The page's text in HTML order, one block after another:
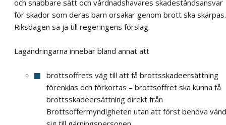
och snabbare sätt och vårdnadshavares skadeståndsansvar
för skador som deras barn orsakar genom brott ska skärpas.
Riksdagen sa ja till regeringens förslag.
Lagändringarna innebär bland annat att
brottsoffrets väg till att få brottsskadeersättning
förenklas och förkortas – brottsoffret ska kunna få
brottsskadeersättning direkt från
Brottsoffermyndigheten utan att först behöva